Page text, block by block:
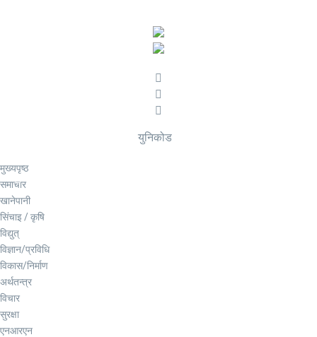
युनिकोड
मुख्यपृष्ठ
समाचार
खानेपानी
सिंचाइ / कृषि
विद्युत्
विज्ञान/प्रविधि
विकास/निर्माण
अर्थतन्त्र
विचार
सुरक्षा
एनआरएन